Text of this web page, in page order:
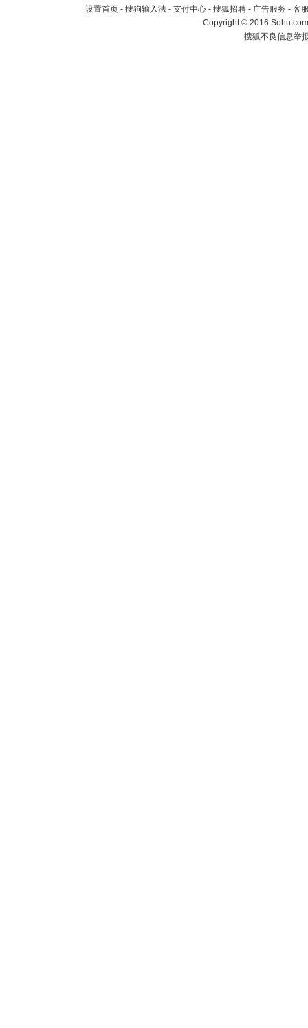
设置首页 - 搜狗输入法 - 支付中心 - 搜狐招聘 - 广告服务 - 客
Copyright©2016
搜狐不良信息举